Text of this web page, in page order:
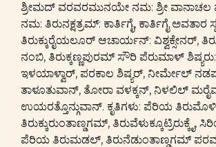
ಶ್ರೀಮದ್ ವರವರಮುನಯೇ ನಮ: ಶ್ರೀ
ನಮ: ತಿರುನಕ್ಷತ್ರಮ್: ಕಾರ್ತಿಗೈ, ಕಾರ್ತಿಗೈ ಅವತಾರ
ತಿರುಕ್ಕುರೈಯಲೂರ್ ಆಚಾರ್ಯನ್: ವಿಶ್ವಕ್ಸೇನರ್,
ನಂಬಿ, ತಿರುಕ್ಕಣ್ಣಪುರಮ್ ಸೌರಿ ಪೆರುಮಾಳ್
ಇಳಯಾಳ್ವಾರ್, ಪರಕಾಲ ಶಿಷ್ಯರ್, ನೀರ್ಮೇಲ್
ತಾಳೂತುವಾನ್, ತೋರಾ ವಳಕ್ಕನ್, ನಿಳಲಿಲ್
ಉಯರತ್ತೊನ್ಗುವಾನ್. ಕೃತಿಗಳು: ಪೆರಿಯ
ತಿರುಕ್ಕುರುಂತಾಣ್ಡಗಮ್,
ಪೆರಿಯ ತಿರುಮಡಲ್, ತಿರುನೆಡುಂತಾಣ್ಡಗಮ್